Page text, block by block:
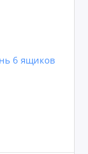
6 ящиков